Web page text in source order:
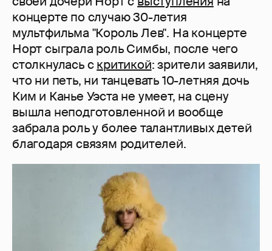
концерте по случаю 30-летия
мультфильма "Король Лев". На концерте
Норт сыграла роль Симбы, после чего
столкнулась скритикой: зрители заявили,
что ни петь, ни танцевать 10-летняя дочь
Ким и Канье Уэста не умеет, на сцену
вышла неподготовленной и вообще
забрала роль у более талантливых детей
благодаря связям родителей.